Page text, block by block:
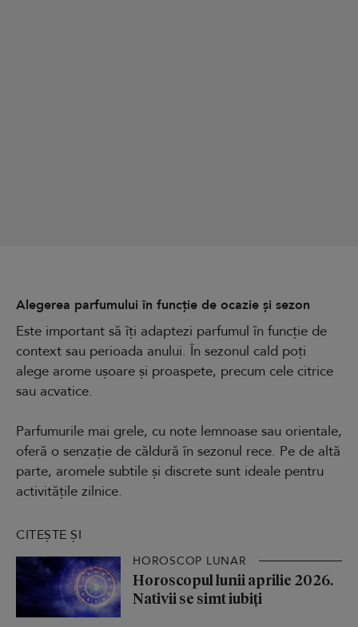
Alegerea parfumului în funcție de ocazie și sezon
Este important să îți adaptezi parfumul în funcție de
context sau perioada anului. În sezonul cald poți
alege arome ușoare și proaspete, precum cele citrice
sau acvatice.
Parfumurile mai grele, cu note lemnoase sau orientale,
oferă o senzație de căldură în sezonul rece. Pe de altă
parte, aromele subtile și discrete sunt ideale pentru
activitățile zilnice.
CITEȘTE ȘI
HOROSCOP LUNAR
Horoscopul lunii aprilie 2026.
Nativii se simt iubiți